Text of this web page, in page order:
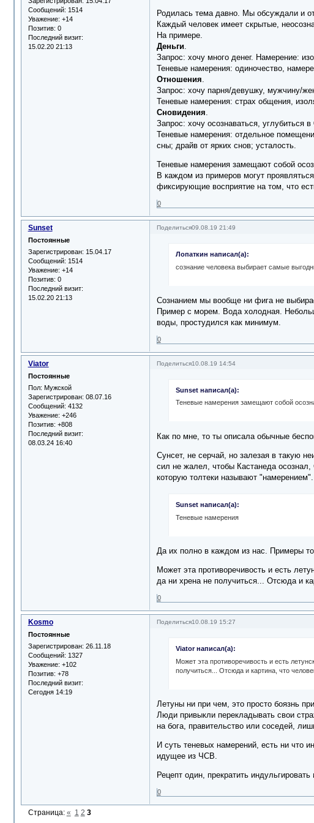
Сообщений: 1514
Уважение: +14
Позитив: 0
Последний визит:
15.02.20 21:13
Родилась тема давно. Мы обсуждали и
Каждый человек имеет скрытые,
На примере.
Деньги.
Запрос: хочу много денег. Намерение:
Теневые намерения: одиночество,
Отношения.
Запрос: хочу парня/девушку, мужчину/
Теневые намерения: страх общения,
Сновидения.
Запрос: хочу осознаваться, углубиться
Теневые намерения: отдельное
сны; драйв от ярких снов; усталость.
Теневые намерения замещают собой
В каждом из примеров могут
фиксирующие восприятие на том, что
0
Поделиться09.08.19 21:49
Sunset
Постоянные
Зарегистрирован: 15.04.17
Сообщений: 1514
Уважение: +14
Позитив: 0
Последний визит:
15.02.20 21:13
Лопаткин написал(а):
сознание человека выбирает самые
Сознанием мы вообще ни фига не
Пример с морем. Вода холодная.
воды, простудился как минимум.
0
Поделиться10.08.19 14:54
Viator
Постоянные
Пол: Мужской
Зарегистрирован: 08.07.16
Сообщений: 4132
Уважение: +246
Позитив: +808
Последний визит:
08.03.24 16:40
Sunset написал(а):
Теневые намерения замещают собой
Как по мне, то ты описала обычные
Сунсет, не серчай, но залезая в такую
сил не жалел, чтобы Кастанеда осознал,
которую толтеки называют
Sunset написал(а):
Теневые намерения
Да их полно в каждом из нас. Примеры
Может эта противоречивость и есть
да ни хрена не получиться... Отсюда и
0
Поделиться10.08.19 15:27
Kosmo
Постоянные
Зарегистрирован: 26.11.18
Сообщений: 1327
Уважение: +102
Позитив: +78
Последний визит:
Сегодня 14:19
Viator написал(а):
Может эта противоречивость и есть
получиться... Отсюда и картина, что
Летуны ни при чем, это просто боязнь
Люди привыкли перекладывать свои
на бога, правительство или соседей,
И суть теневых намерений, есть ни что
идущее из ЧСВ.
Рецепт один, прекратить
0
Страница: « 1 2 3